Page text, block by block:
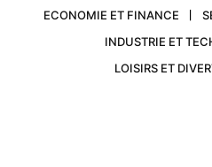
ECONOMIE ET FINANCE
INDUSTRIE ET
LOISIRS ET